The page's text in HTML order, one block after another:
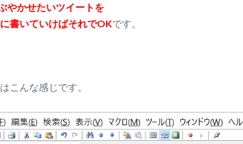
やかせたいツイートを
書いていけばそれでOKです。
こんな感じです。